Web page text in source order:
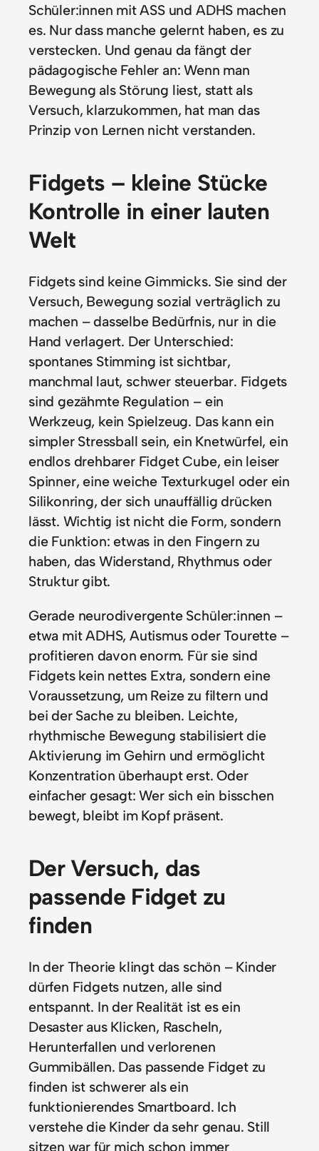
Schüler:innen mit ASS und ADHS machen
es. Nur dass manche gelernt haben, es zu
verstecken. Und genau da fängt der
pädagogische Fehler an: Wenn man
Bewegung als Störung liest, statt als
Versuch, klarzukommen, hat man das
Prinzip von Lernen nicht verstanden.
Fidgets – kleine Stücke
Kontrolle in einer lauten
Welt
Fidgets sind keine Gimmicks. Sie sind der
Versuch, Bewegung sozial verträglich zu
machen – dasselbe Bedürfnis, nur in die
Hand verlagert. Der Unterschied:
spontanes Stimming ist sichtbar,
manchmal laut, schwer steuerbar. Fidgets
sind gezähmte Regulation – ein
Werkzeug, kein Spielzeug. Das kann ein
simpler Stressball sein, ein Knetwürfel, ein
endlos drehbarer Fidget Cube, ein leiser
Spinner, eine weiche Texturkugel oder ein
Silikonring, der sich unauffällig drücken
lässt. Wichtig ist nicht die Form, sondern
die Funktion: etwas in den Fingern zu
haben, das Widerstand, Rhythmus oder
Struktur gibt.
Gerade neurodivergente Schüler:innen –
etwa mit ADHS, Autismus oder Tourette –
profitieren davon enorm. Für sie sind
Fidgets kein nettes Extra, sondern eine
Voraussetzung, um Reize zu filtern und
bei der Sache zu bleiben. Leichte,
rhythmische Bewegung stabilisiert die
Aktivierung im Gehirn und ermöglicht
Konzentration überhaupt erst. Oder
einfacher gesagt: Wer sich ein bisschen
bewegt, bleibt im Kopf präsent.
Der Versuch, das
passende Fidget zu
finden
In der Theorie klingt das schön – Kinder
dürfen Fidgets nutzen, alle sind
entspannt. In der Realität ist es ein
Desaster aus Klicken, Rascheln,
Herunterfallen und verlorenen
Gummibällen. Das passende Fidget zu
finden ist schwerer als ein
funktionierendes Smartboard. Ich
verstehe die Kinder da sehr genau. Still
sitzen war für mich schon immer